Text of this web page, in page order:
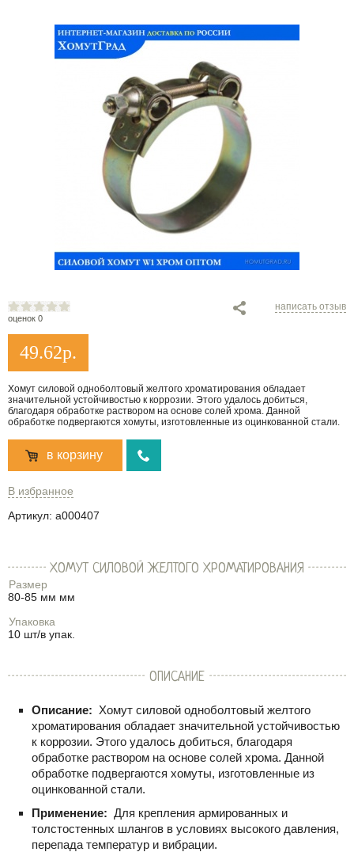
оценок 0
написать отзыв
49.62р.
Хомут силовой одноболтовый желтого хроматирования обладает
значительной устойчивостью к коррозии. Этого удалось добиться,
благодаря обработке раствором на основе солей хрома. Данной
обработке подвергаются хомуты, изготовленные из оцинкованной стали.
в корзину
В избранное
Артикул: a000407
ХОМУТ СИЛОВОЙ ЖЕЛТОГО ХРОМАТИРОВАНИЯ
Размер
80-85 мм мм
Упаковка
10 шт/в упак.
ОПИСАНИЕ
Описание: Хомут силовой одноболтовый желтого
хроматирования обладает значительной устойчивостью
к коррозии. Этого удалось добиться, благодаря
обработке раствором на основе солей хрома. Данной
обработке подвергаются хомуты, изготовленные из
оцинкованной стали.
Применение: Для крепления армированных и
толстостенных шлангов в условиях высокого давления,
перепада температур и вибрации.